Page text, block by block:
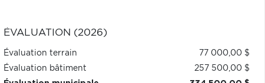
ÉVALUATION (2026)
Évaluation terrain
77 000,00 $
Évaluation bâtiment
257 500,00 $